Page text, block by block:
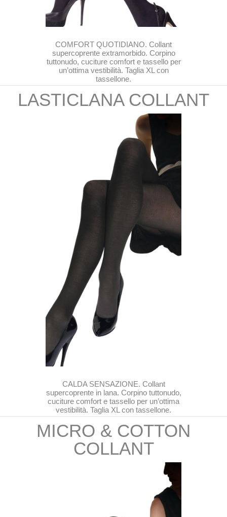
COMFORT QUOTIDIANO. Collant
supercoprente extramorbido. Corpino
tuttonudo, cuciture comfort e tassello per
un’ottima vestibilità. Taglia XL con
tassellone.
LASTICLANA COLLANT
CALDA SENSAZIONE. Collant
supercoprente in lana. Corpino tuttonudo,
cuciture comfort e tassello per un’ottima
vestibilità. Taglia XL con tassellone.
MICRO & COTTON
COLLANT